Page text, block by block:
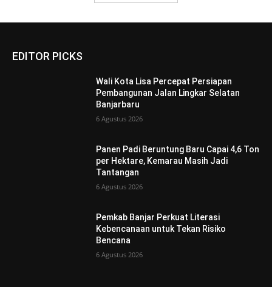
EDITOR PICKS
Wali Kota Lisa Percepat Persiapan
Pembangunan Jalan Lingkar Selatan
Banjarbaru
6 Agustus 2026
Panen Padi Beruntung Baru Capai 4,6 Ton
per Hektare, Kemarau Masih Jadi
Tantangan
6 Agustus 2026
Pemkab Banjar Perkuat Literasi
Kebencanaan untuk Tekan Risiko
Bencana
6 Agustus 2026